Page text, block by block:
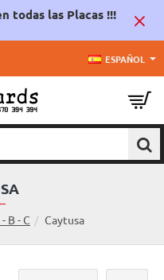
todas las Placas !!!
ESPAÑOL
B - C Caytusa